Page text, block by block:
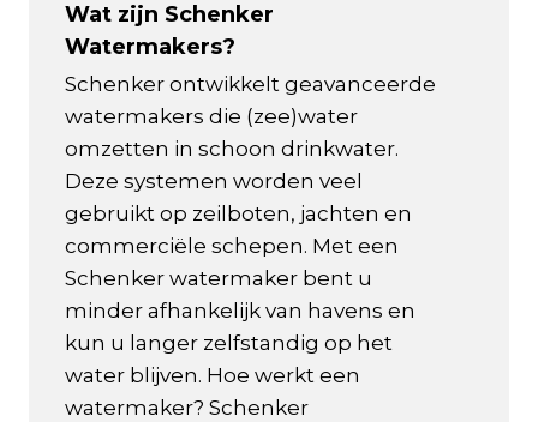
Wat zijn Schenker
Watermakers?
Schenker ontwikkelt geavanceerde
watermakers die (zee)water
omzetten in schoon drinkwater.
Deze systemen worden veel
gebruikt op zeilboten, jachten en
commerciële schepen. Met een
Schenker watermaker bent u
minder afhankelijk van havens en
kun u langer zelfstandig op het
water blijven. Hoe werkt een
watermaker? Schenker